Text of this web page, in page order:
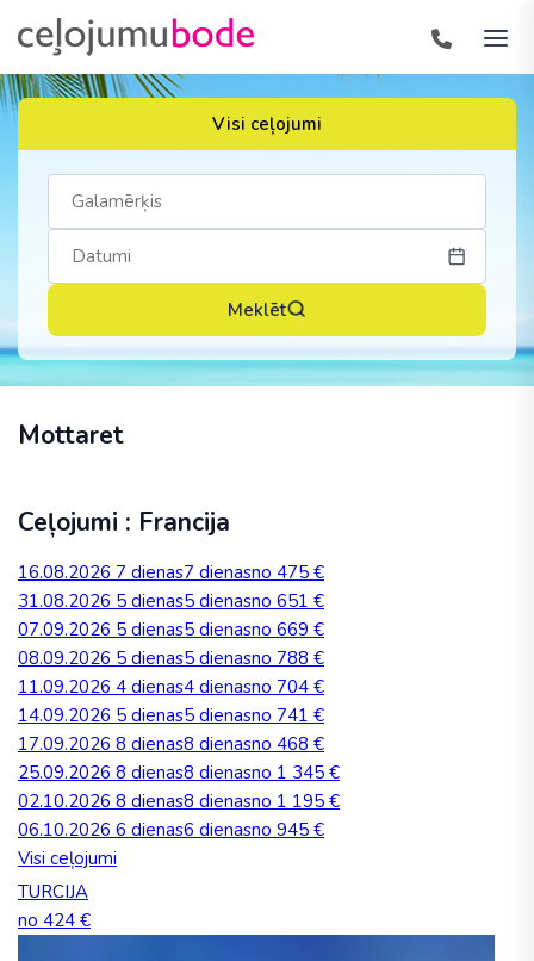
Visi ceļojumi
Meklēt
Mottaret
Ceļojumi : Francija
16.08.2026 7 dienas7 dienasno 475 €
31.08.2026 5 dienas5 dienasno 651 €
07.09.2026 5 dienas5 dienasno 669 €
08.09.2026 5 dienas5 dienasno 788 €
11.09.2026 4 dienas4 dienasno 704 €
14.09.2026 5 dienas5 dienasno 741 €
17.09.2026 8 dienas8 dienasno 468 €
25.09.2026 8 dienas8 dienasno 1 345 €
02.10.2026 8 dienas8 dienasno 1 195 €
06.10.2026 6 dienas6 dienasno 945 €
Visi ceļojumi
TURCIJA
no 424 €